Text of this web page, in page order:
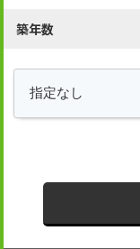
築年数